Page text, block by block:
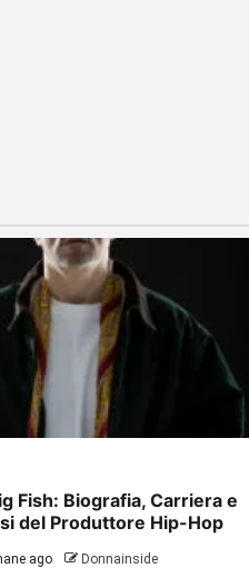
Fish: Biografia, Carriera e
del Produttore Hip-Hop
ago Donnainside